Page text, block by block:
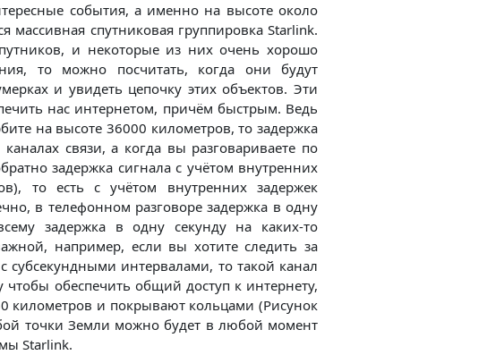
события, а именно на высоте около
массивная спутниковая группировка Starlink.
и некоторые из них очень хорошо
то можно посчитать, когда они будут
и увидеть цепочку этих объектов. Эти
нас интернетом, причём быстрым. Ведь
на высоте 36000 километров, то задержка
связи, а когда вы разговариваете по
задержка сигнала с учётом внутренних
то есть с учётом внутренних задержек
в телефонном разговоре задержка в одну
задержка в одну секунду на каких-то
например, если вы хотите следить за
интервалами, то такой канал
обеспечить общий доступ к интернету,
километров и покрывают кольцами (Рисунок
точки Земли можно будет в любой момент
Starlink.